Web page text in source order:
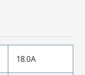
18.0A